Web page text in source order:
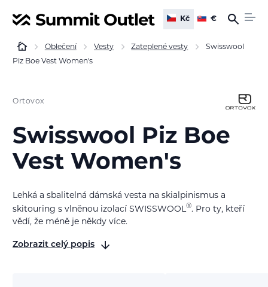
Kč €
Oblečení Vesty Zateplené vesty
Swisswool
Piz Boe Vest Women's
Ortovox
Swisswool Piz Boe
Vest Women's
Lehká a sbalitelná dámská vesta na skialpinismus a
skitouring s vlněnou izolací SWISSWOOL®. Pro ty, kteří
vědí, že méně je někdy více.
Zobrazit celý popis